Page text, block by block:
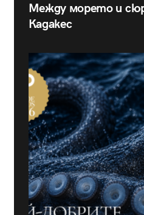
Между морето и
Кадакес